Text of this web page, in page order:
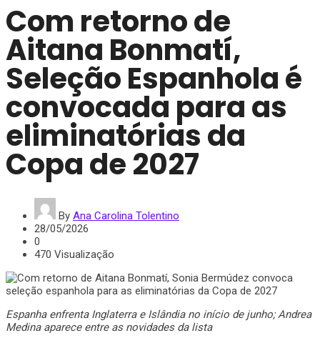
Com retorno de
Aitana Bonmatí,
Seleção Espanhola é
convocada para as
eliminatórias da
Copa de 2027
By Ana Carolina Tolentino
28/05/2026
0
470 Visualização
Espanha enfrenta Inglaterra e Islândia no início de junho; Andrea
Medina aparece entre as novidades da lista